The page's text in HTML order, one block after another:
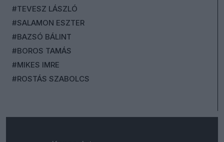
#TEVESZ LÁSZLÓ
#SALAMON ESZTER
#BAZSÓ BÁLINT
#BOROS TAMÁS
#MIKES IMRE
#ROSTÁS SZABOLCS